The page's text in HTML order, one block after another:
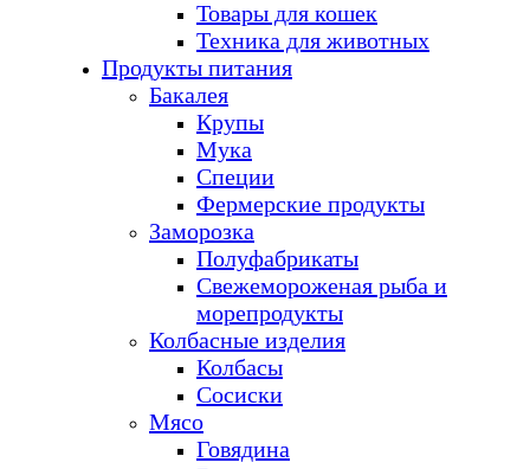
Товары для кошек
Техника для животных
Продукты питания
Бакалея
Крупы
Мука
Специи
Фермерские продукты
Заморозка
Полуфабрикаты
Свежемороженая рыба и
морепродукты
Колбасные изделия
Колбасы
Сосиски
Мясо
Говядина